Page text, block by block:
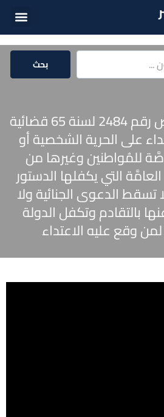
بحث
حكم محكمة النقض رقم 2484 لسنة 65 قضائية
على الحرية الشخصية أو
للمُواطنين وغيرها من
التي يكفلها الدستور
تسقط الدعوى الجنائية ولا
بالتقادم وتكفل الدولة
وقع عليه الاعتداء